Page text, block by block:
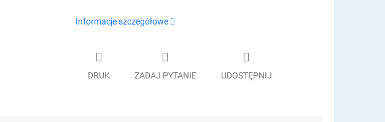
Informacje szczegółowe
DRUK ZADAJ PYTANIE UDOSTĘPNIJ